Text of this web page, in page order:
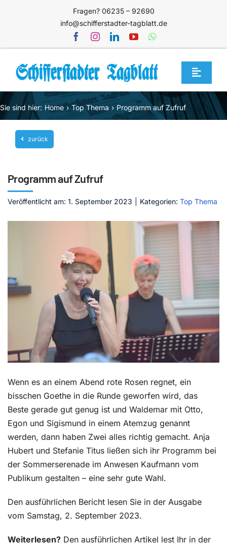
Fragen? 06235 – 92690
info@schifferstadter-tagblatt.de
Toggle
Home
Themen
Blog
Service
Mediathek
Jetzt abonnieren
Sie sind hier: Home Top Thema Programm auf Zufruf
zurück
Programm auf Zufruf
Veröffentlicht am: 1. September 2023 Kategorien: Top Thema
Wenn es an einem Abend rote Rosen regnet, ein
bisschen Goethe in die Runde geworfen wird, das
Beste gerade gut genug ist und Waldemar mit Otto,
Egon und Sigismund in einem Atemzug genannt
werden, dann haben Zwei alles richtig gemacht. Anja
Hubert und Stefanie Titus ließen sich ihr Programm bei
der Sommerserenade im Anwesen Kaufmann vom
Publikum gestalten – eine sehr gute Wahl.
Den ausführlichen Bericht lesen Sie in der Ausgabe
vom Samstag, 2. September 2023.
Weiterlesen? Den ausführlichen Artikel lest Ihr in der